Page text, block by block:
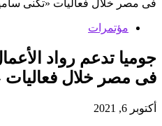
فى مصر خلال فعاليات «تكنى
مؤتمرات
جوميا تدعم رواد
فى مصر خلال
أكتوبر 6, 2021